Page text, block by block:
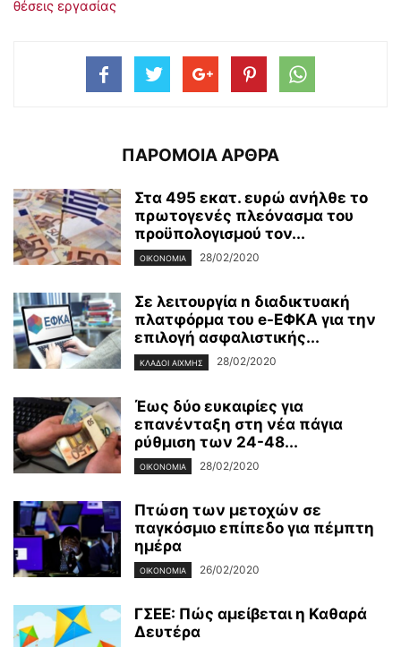
θέσεις εργασίας
ΠΑΡΟΜΟΙΑ ΑΡΘΡΑ
Στα 495 εκατ. ευρώ ανήλθε το
πρωτογενές πλεόνασμα του
προϋπολογισμού τον...
ΟΙΚΟΝΟΜΊΑ 28/02/2020
Σε λειτουργία n διαδικτυακή
πλατφόρμα του e-ΕΦΚΑ για την
επιλογή ασφαλιστικής...
ΚΛΆΔΟΙ ΑΙΧΜΉΣ 28/02/2020
Έως δύο ευκαιρίες για
επανένταξη στη νέα πάγια
ρύθμιση των 24-48...
ΟΙΚΟΝΟΜΊΑ 28/02/2020
Πτώση των μετοχών σε
παγκόσμιο επίπεδο για πέμπτη
ημέρα
ΟΙΚΟΝΟΜΊΑ 26/02/2020
ΓΣΕΕ: Πώς αμείβεται η Καθαρά
Δευτέρα